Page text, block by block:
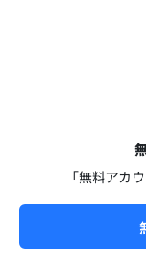
「無料アカ